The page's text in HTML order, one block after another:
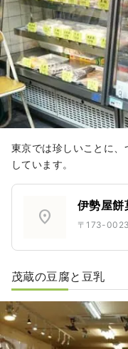
東京では珍しいことに
しています。
location_on
伊勢屋餅
〒173-0023
茂蔵の豆腐と豆乳